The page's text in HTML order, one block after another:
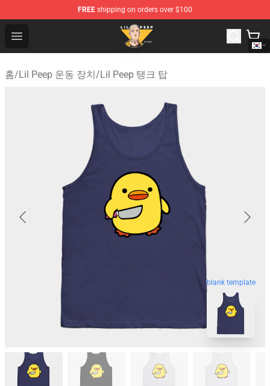
FREE shipping on orders over $100
Open menu
Lil Peep Store - Official Lil Peep Merchandise Shop
홈/Lil Peep 운동 장치/Lil Peep 탱크 탑
blank template